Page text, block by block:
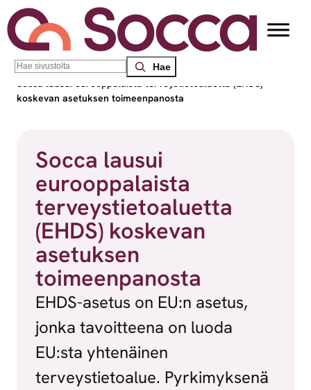
Siirry sisältöön
Search
Socca – Etelä-Suomen sosiaalialan osaamiskeskus
Socca lausui eurooppalaista terveystietoaluetta (EHDS)
koskevan asetuksen toimeenpanosta
Socca lausui
eurooppalaista
terveystietoaluetta
(EHDS) koskevan
asetuksen
toimeenpanosta
EHDS-asetus on EU:n asetus,
jonka tavoitteena on luoda
EU:sta yhtenäinen
terveystietoalue. Pyrkimyksenä